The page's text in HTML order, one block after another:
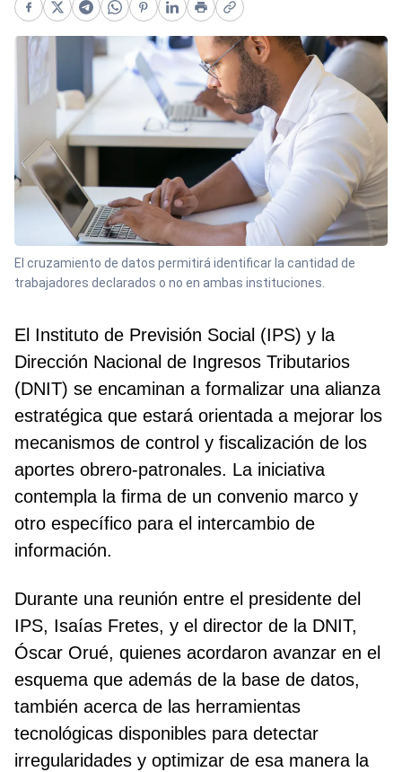
Facebook
X Telegram
WhatsApp
Pinterest
LinkedIn
PrintCopy link
El cruzamiento de datos permitirá identificar la cantidad de
trabajadores declarados o no en ambas instituciones.
El Instituto de Previsión Social (IPS) y la
Dirección Nacional de Ingresos Tributarios
(DNIT) se encaminan a formalizar una alianza
estratégica que estará orientada a mejorar los
mecanismos de control y fiscalización de los
aportes obrero-patronales. La iniciativa
contempla la firma de un convenio marco y
otro específico para el intercambio de
información.
Durante una reunión entre el presidente del
IPS, Isaías Fretes, y el director de la DNIT,
Óscar Orué, quienes acordaron avanzar en el
esquema que además de la base de datos,
también acerca de las herramientas
tecnológicas disponibles para detectar
irregularidades y optimizar de esa manera la